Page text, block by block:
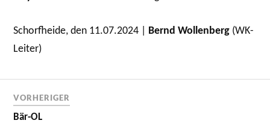
Schorfheide, den 11.07.2024 | Bernd Wollenberg (WK-
Leiter)
VORHERIGER
Bär-OL